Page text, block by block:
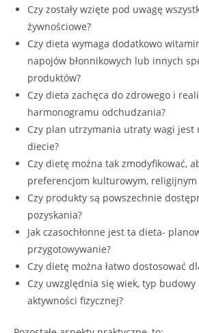
Czy zostały wzięte pod uwagę
żywnościowe?
Czy dieta wymaga dodatkowo
napojów błonnikowych lub innych
produktów?
Czy dieta zachęca do zdrowego i
harmonogramu odchudzania?
Czy plan utrzymania utraty wagi jest
diecie?
Czy dietę można tak zmodyfikować,
preferencjom kulturowym,
Czy produkty są powszechnie
pozyskania?
Jak czasochłonne jest ta dieta-
przygotowywanie?
Czy dietę można łatwo dostosować
Czy uwzględnia się wiek, typ budowy
aktywności fizycznej?